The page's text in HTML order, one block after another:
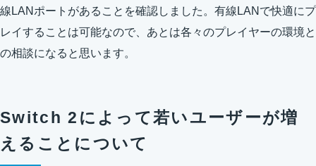
線LANポートがあることを確認しました。有線LANで快適にプ
レイすることは可能なので、あとは各々のプレイヤーの環境と
の相談になると思います。
Switch 2によって若いユーザーが増
えることについて